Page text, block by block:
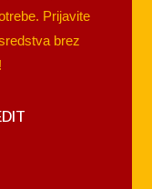
Prijavite
brez